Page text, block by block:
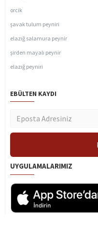
orcik
şavak tulum peyniri
elazığ salamura peynir
şirden mayalı peynir
elazığ peyniri
EBÜLTEN KAYDI
UYGULAMALARIMIZ